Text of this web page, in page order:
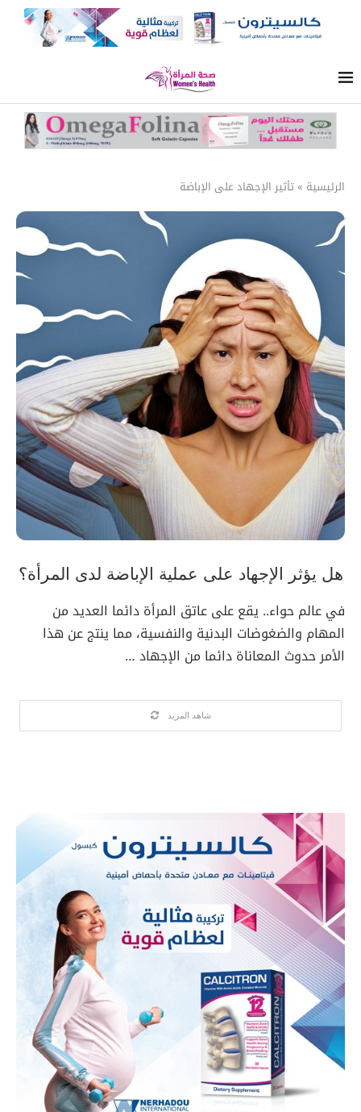
الرئيسية »تأثير الإجهاد على الإباضة
هل يؤثر الإجهاد على عملية الإباضة لدى المرأة؟
في عالم حواء.. يقع على عاتق المرأة دائما العديد من
المهام والضغوضات البدنية والنفسية، مما ينتج عن هذا
الأمر حدوث المعاناة دائما من الإجهاد …
شاهد المزيد